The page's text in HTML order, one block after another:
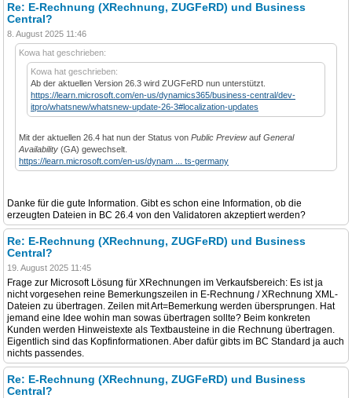
Re: E-Rechnung (XRechnung, ZUGFeRD) und Business
Central?
8. August 2025 11:46
Kowa hat geschrieben:
Kowa hat geschrieben:
Ab der aktuellen Version 26.3 wird ZUGFeRD nun unterstützt.
https://learn.microsoft.com/en-us/dynamics365/business-central/dev-
itpro/whatsnew/whatsnew-update-26-3#localization-updates
Mit der aktuellen 26.4 hat nun der Status von Public Previewauf General
Availability (GA) gewechselt.
https://learn.microsoft.com/en-us/dynam ... ts-germany
Danke für die gute Information. Gibt es schon eine Information, ob die
erzeugten Dateien in BC 26.4 von den Validatoren akzeptiert werden?
Re: E-Rechnung (XRechnung, ZUGFeRD) und Business
Central?
19. August 2025 11:45
Frage zur Microsoft Lösung für XRechnungen im Verkaufsbereich: Es ist ja
nicht vorgesehen reine Bemerkungszeilen in E-Rechnung / XRechnung XML-
Dateien zu übertragen. Zeilen mit Art=Bemerkung werden übersprungen. Hat
jemand eine Idee wohin man sowas übertragen sollte? Beim konkreten
Kunden werden Hinweistexte als Textbausteine in die Rechnung übertragen.
Eigentlich sind das Kopfinformationen. Aber dafür gibts im BC Standard ja auch
nichts passendes.
Re: E-Rechnung (XRechnung, ZUGFeRD) und Business
Central?